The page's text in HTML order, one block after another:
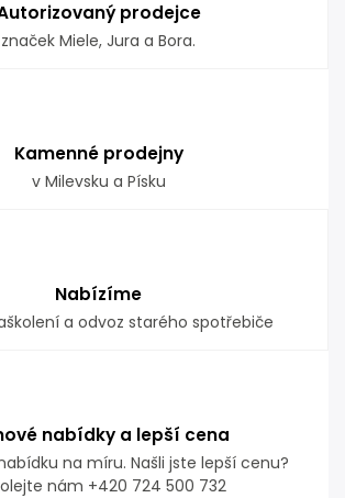
prodejce
značek Miele, Jura a Bora.
Kamenné prodejny
v Milevsku a Písku
Nabízíme
a odvoz starého spotřebiče
nabídky a lepší cena
na míru. Našli jste lepší cenu?
nám +420 724 500 732